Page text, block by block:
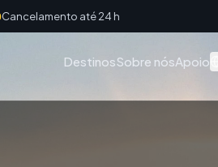
Cancelamento até 24 h
DestinosSobre nósApoio